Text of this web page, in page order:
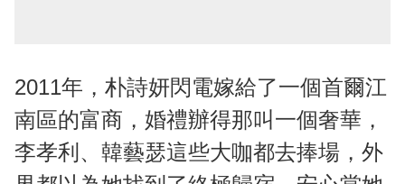
2011年，朴詩妍閃電嫁給了一個首爾江
南區的富商，婚禮辦得那叫一個奢華，
李孝利、韓藝瑟這些大咖都去捧場，外